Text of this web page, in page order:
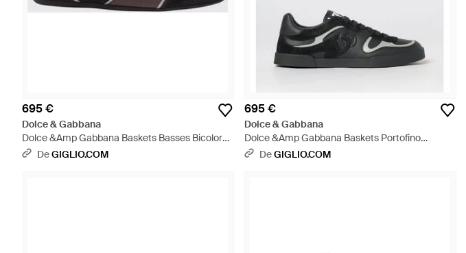
695 €
Dolce & Gabbana
Dolce &Amp Gabbana Baskets Basses Bicolores
En Cuir Et Suède Avec Logo Contrastant - Blanc
DeGIGLIO.COM
695 €
Dolce & Gabbana
Dolce &Amp Gabbana Baskets Portofino
Bicolores En Cuir De Veau Avec Monogramme
DeGIGLIO.COM